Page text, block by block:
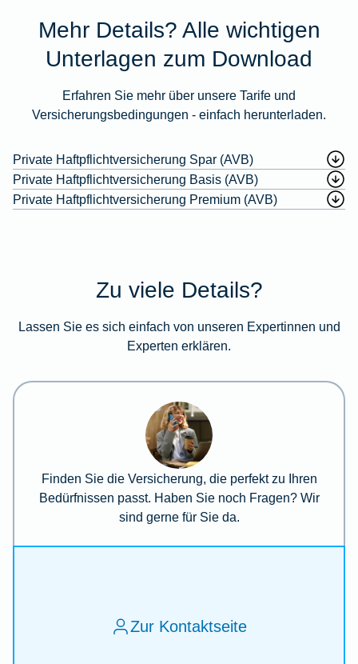
Mehr Details? Alle wichtigen
Unterlagen zum Download
Erfahren Sie mehr über unsere Tarife und
Versicherungsbedingungen - einfach herunterladen.
Private Haftpflichtversicherung Spar (AVB)
Private Haftpflichtversicherung Basis (AVB)
Private Haftpflichtversicherung Premium (AVB)
Zu viele Details?
Lassen Sie es sich einfach von unseren Expertinnen und
Experten erklären.
Finden Sie die Versicherung, die perfekt zu Ihren
Bedürfnissen passt. Haben Sie noch Fragen? Wir
sind gerne für Sie da.
Zur Kontaktseite